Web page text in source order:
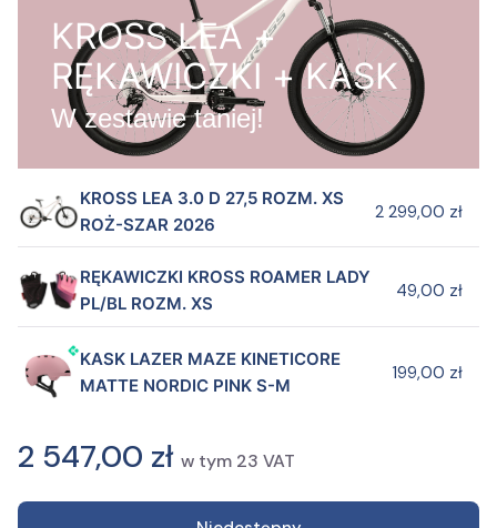
KROSS LEA +
RĘKAWICZKI + KASK
W zestawie taniej!
KROSS LEA 3.0 D 27,5 ROZM. XS
ROŻ-SZAR 2026
2 299,00 zł
RĘKAWICZKI KROSS ROAMER LADY
PL/BL ROZM. XS
49,00 zł
KASK LAZER MAZE KINETICORE
MATTE NORDIC PINK S-M
199,00 zł
2 547,00 zł w tym 23 VAT